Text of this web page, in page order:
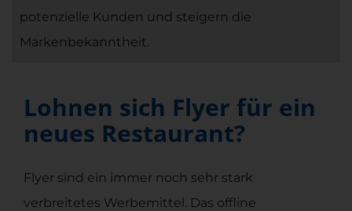
potenzielle Kunden und steigern die
Markenbekanntheit.
Lohnen sich Flyer für ein
neues Restaurant?
Flyer sind ein immer noch sehr stark
verbreitetes Werbemittel. Das offline